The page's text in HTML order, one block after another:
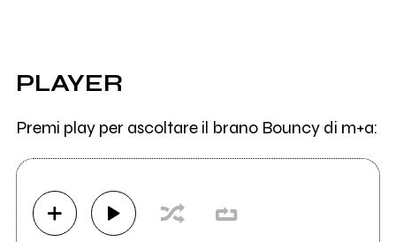
PLAYER
Premi play per ascoltare il brano Bouncy di m+a: